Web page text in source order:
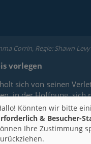
Corrin, Regie: Shawn Levy
vorlegen
sich von seinen
in der Hoffnung,
Könnten wir bitte
& Besucher-
Ihre Zustimmung